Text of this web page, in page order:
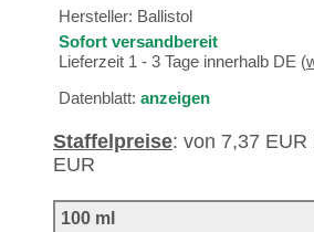
Hersteller: Ballistol
Sofort versandbereit
Lieferzeit 1 - 3 Tage innerhalb DE (
Datenblatt: anzeigen
Staffelpreise: von 7,37 EUR
EUR
100 ml